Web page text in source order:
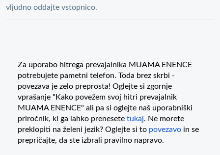
vljudno oddajte vstopnico.
Za uporabo hitrega prevajalnika MUAMA ENENCE
potrebujete pametni telefon. Toda brez skrbi -
povezava je zelo preprosta! Oglejte si zgornje
vprašanje "Kako povežem svoj hitri prevajalnik
MUAMA ENENCE" ali pa si oglejte naš uporabniški
priročnik, ki ga lahko prenesete tukaj. Ne morete
preklopiti na želeni jezik? Oglejte si to povezavo in se
prepričajte, da ste izbrali pravilno napravo.